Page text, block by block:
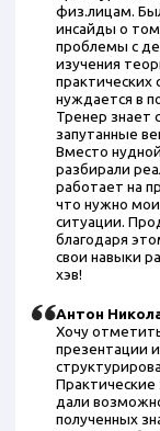
физ.лицам.
инсайды о
проблемы с
изучения
практических
нуждается в
Тренер знает
запутанные
Вместо
разбирали
работает на
что нужно
ситуации.
благодаря
свои навыки
хэв!
Антон
Хочу
презентации
дали
полученных